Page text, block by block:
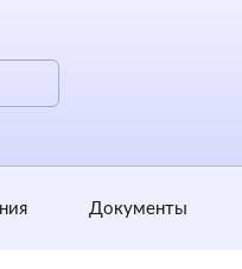
Документы